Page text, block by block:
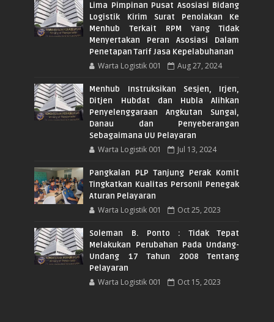
Lima Pimpinan Pusat Asosiasi Bidang
Logistik Kirim Surat Penolakan Ke
Menhub Terkait RPM Yang Tidak
Menyertakan Peran Asosiasi Dalam
Penetapan Tarif Jasa Kepelabuhanan
Warta Logistik 001 Aug 27, 2024
Menhub Instruksikan Sesjen, Irjen,
Ditjen Hubdat dan Hubla Alihkan
Penyelenggaraan Angkutan Sungai,
Danau dan Penyeberangan
Sebagaimana UU Pelayaran
Warta Logistik 001 Jul 13, 2024
Pangkalan PLP Tanjung Perak Komit
Tingkatkan Kualitas Personil Penegak
Aturan Pelayaran
Warta Logistik 001 Oct 25, 2023
Soleman B. Ponto : Tidak Tepat
Melakukan Perubahan Pada Undang-
Undang 17 Tahun 2008 Tentang
Pelayaran
Warta Logistik 001 Oct 15, 2023